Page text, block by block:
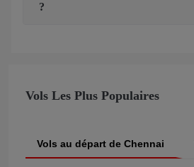
?
Vols Les Plus Populaires
Vols au départ de Chennai